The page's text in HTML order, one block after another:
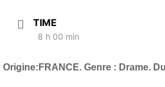
TIME
8 h 00 min
Origine:FRANCE. Genre : Drame.